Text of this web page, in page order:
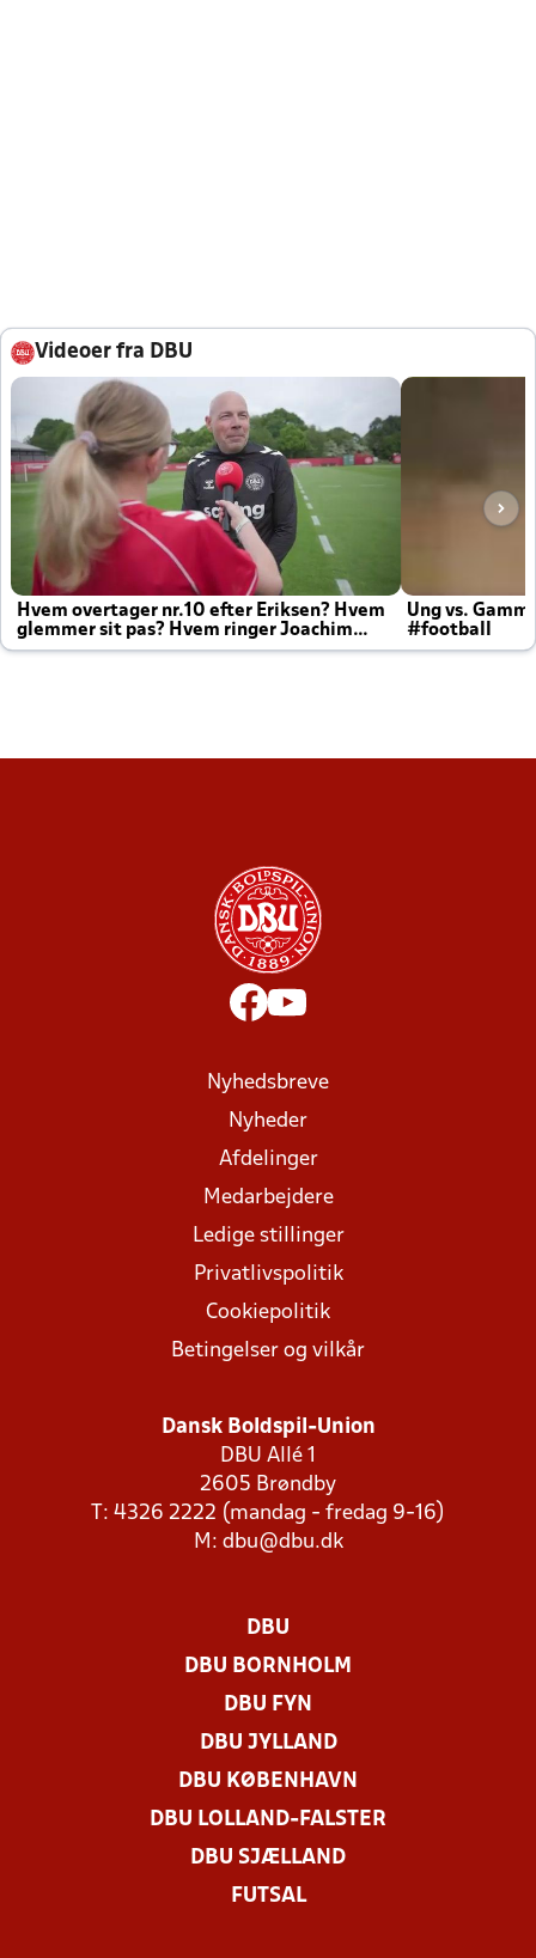
Videoer fra DBU
Hvem overtager nr.10 efter Eriksen? Hvem
glemmer sit pas? Hvem ringer Joachim
altid til efter kampe?
Ung vs.
#football
Nyhedsbreve
Nyheder
Afdelinger
Medarbejdere
Ledige stillinger
Privatlivspolitik
Cookiepolitik
Betingelser og vilkår
Dansk Boldspil-Union
DBU Allé 1
2605 Brøndby
T: 4326 2222 (mandag - fredag 9-16)
M: dbu@dbu.dk
DBU
DBU BORNHOLM
DBU FYN
DBU JYLLAND
DBU KØBENHAVN
DBU LOLLAND-FALSTER
DBU SJÆLLAND
FUTSAL